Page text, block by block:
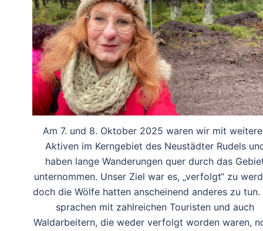
Am 7. und 8. Oktober 2025 waren wir mit
Aktiven im Kerngebiet des Neustädter Rudels
haben lange Wanderungen quer durch das
unternommen. Unser Ziel war es, „verfolgt“ zu
doch die Wölfe hatten anscheinend anderes zu tun.
sprachen mit zahlreichen Touristen und auch
Waldarbeitern, die weder verfolgt worden waren,